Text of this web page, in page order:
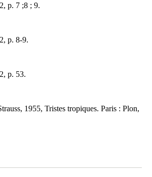
p. 7 ;8 ; 9.
p. 8-9.
p. 53.
1955, Tristes tropiques. Paris : Plon,